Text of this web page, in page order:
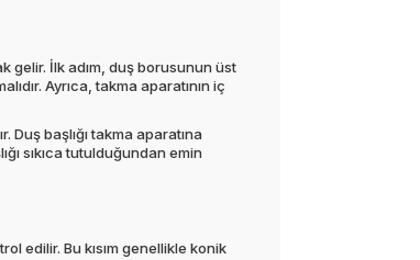
gelir. İlk adım, duş borusunun üst
Ayrıca, takma aparatının iç
Duş başlığı takma aparatına
sıkıca tutulduğundan emin
edilir. Bu kısım genellikle konik